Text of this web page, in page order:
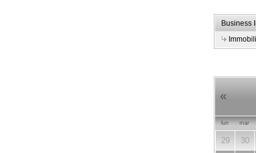
Business
«
lun mar
29 30